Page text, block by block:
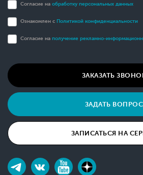
Согласие на обработку персональных данных
Ознакомлен с Политикой конфиденциальности
Согласие на получение рекламно-
ЗАКАЗАТЬ
ЗАДАТЬ ВОПРОС
ЗАПИСАТЬСЯ НА